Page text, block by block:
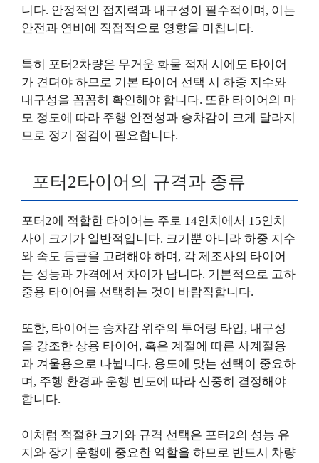
니다. 안정적인 접지력과 내구성이 필수적이며, 이는
안전과 연비에 직접적으로 영향을 미칩니다.
특히 포터2차량은 무거운 화물 적재 시에도 타이어
가 견뎌야 하므로 기본 타이어 선택 시 하중 지수와
내구성을 꼼꼼히 확인해야 합니다. 또한 타이어의 마
모 정도에 따라 주행 안전성과 승차감이 크게 달라지
므로 정기 점검이 필요합니다.
포터2타이어의 규격과 종류
포터2에 적합한 타이어는 주로 14인치에서 15인치
사이 크기가 일반적입니다. 크기뿐 아니라 하중 지수
와 속도 등급을 고려해야 하며, 각 제조사의 타이어
는 성능과 가격에서 차이가 납니다. 기본적으로 고하
중용 타이어를 선택하는 것이 바람직합니다.
또한, 타이어는 승차감 위주의 투어링 타입, 내구성
을 강조한 상용 타이어, 혹은 계절에 따른 사계절용
과 겨울용으로 나뉩니다. 용도에 맞는 선택이 중요하
며, 주행 환경과 운행 빈도에 따라 신중히 결정해야
합니다.
이처럼 적절한 크기와 규격 선택은 포터2의 성능 유
지와 장기 운행에 중요한 역할을 하므로 반드시 차량